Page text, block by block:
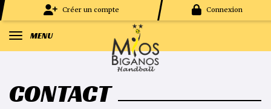
Créer un compte Connexion
MENU
CONTACT
Panneau de gestion des cookies